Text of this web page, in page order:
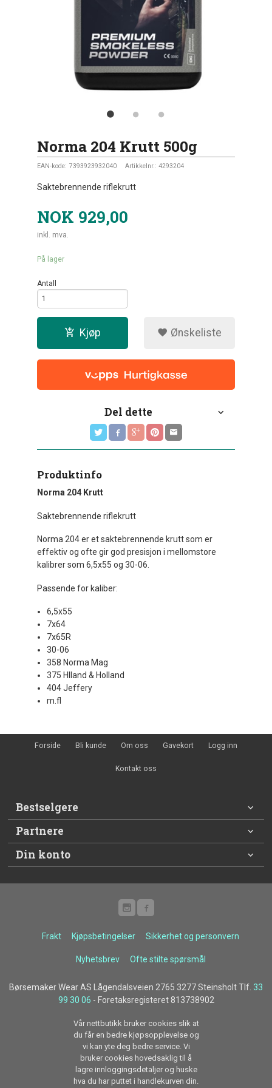
Norma 204 Krutt 500g
EAN-kode: 7393923932040 Artikkelnr.: 4293204
Saktebrennende riflekrutt
NOK 929,00
inkl. mva.
På lager
Antall
Kjøp Ønskeliste
Del dette
Produktinfo
Norma 204 Krutt
Saktebrennende riflekrutt
Norma 204 er et saktebrennende krutt som er
effektiv og ofte gir god presisjon i mellomstore
kalibrer som 6,5x55 og 30-06.
Passende for kaliber:
6,5x55
7x64
7x65R
30-06
358 Norma Mag
375 Hlland & Holland
404 Jeffery
m.fl
Forside Bli kunde Om oss Gavekort Logg inn
Kontakt oss
Bestselgere
Partnere
Din konto
Frakt Kjøpsbetingelser Sikkerhet og personvern
Nyhetsbrev Ofte stilte spørsmål
Børsemaker Wear AS Lågendalsveien 2765 3277 Steinsholt Tlf. 33
99 30 06 - Foretaksregisteret 813738902
Vår nettbutikk bruker cookies slik at
du får en bedre kjøpsopplevelse og
vi kan yte deg bedre service. Vi
bruker cookies hovedsaklig til å
lagre innloggingsdetaljer og huske
hva du har puttet i handlekurven din.